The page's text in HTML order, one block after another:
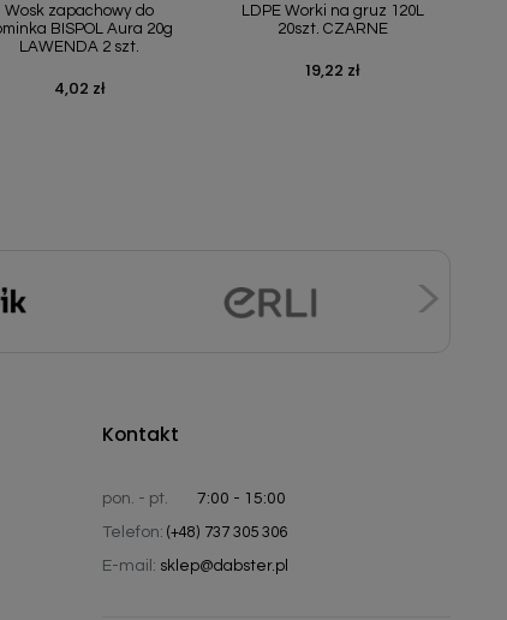
Wosk zapachowy do
BISPOL Aura 20g
LAWENDA 2 szt.
Cena
4,02 zł
LDPE Worki na gruz 120L
20szt. CZARNE
Cena
19,22 zł
Kontakt
pon. - pt.
7:00 - 15:00
Telefon: (+48) 737 305 306
E-mail: sklep@dabster.pl